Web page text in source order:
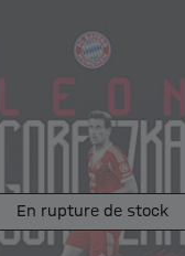
En rupture de stock